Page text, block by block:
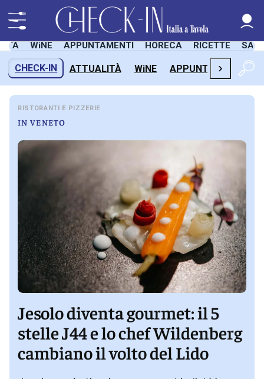
WiNE APPUNTAMENTI HORECA RICETTE
CHECK-IN ATTUALITÀ WiNE APPUNTAMENTI
›
RISTORANTI E PIZZERIE
IN VENETO
Jesolo diventa gourmet: il 5
stelle J44 e lo chef Wildenberg
cambiano il volto del Lido